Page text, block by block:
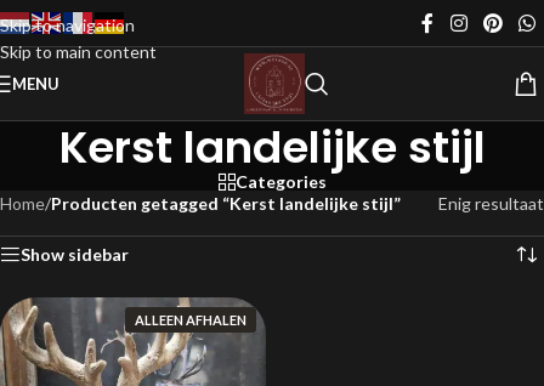
Skip to navigation
Skip to main content
MENU
Kerst landelijke stijl
Categories
Home/Producten getagged “Kerst landelijke stijl” Enig resultaat
Show sidebar
ALLEEN AFHALEN